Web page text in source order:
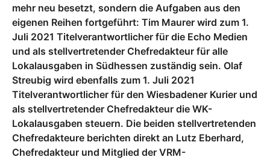
mehr neu besetzt, sondern die Aufgaben aus den
eigenen Reihen fortgeführt: Tim Maurer wird zum 1.
Juli 2021 Titelverantwortlicher für die Echo Medien
und als stellvertretender Chefredakteur für alle
Lokalausgaben in Südhessen zuständig sein. Olaf
Streubig wird ebenfalls zum 1. Juli 2021
Titelverantwortlicher für den Wiesbadener Kurier und
als stellvertretender Chefredakteur die WK-
Lokalausgaben steuern. Die beiden stellvertretenden
Chefredakteure berichten direkt an Lutz Eberhard,
Chefredakteur und Mitglied der VRM-